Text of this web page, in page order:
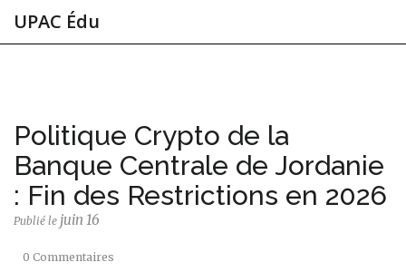
UPAC Édu
Politique Crypto de la
Banque Centrale de Jordanie
: Fin des Restrictions en 2026
Publié le juin 16
0 Commentaires